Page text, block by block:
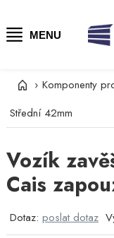
MENU
› Komponenty
Střední 42mm
Vozík
Cais
Dotaz: poslat dotaz